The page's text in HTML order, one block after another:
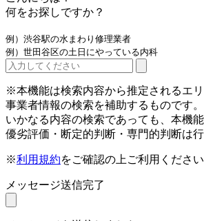
何をお探しですか？
例）渋谷駅の水まわり修理業者
例）世田谷区の土日にやっている内科
※本機能は検索内容から推定されるエリ
事業者情報の検索を補助するものです。
いかなる内容の検索であっても、本機
優劣評価・断定的判断・専門的判断は行
※利用規約をご確認の上ご利用ください
メッセージ送信完了